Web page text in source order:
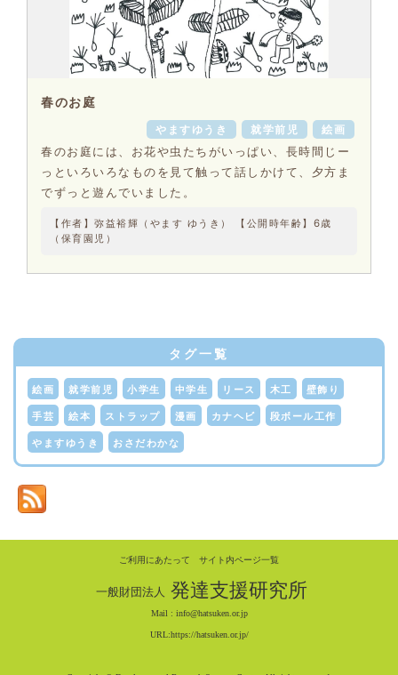
春のお庭
やますゆうき 就学前児
絵画
春のお庭には、お花や虫たちがいっぱい、長時間じー
っといろいろなものを見て触って話しかけて、夕方ま
でずっと遊んでいました。
【作者】弥益裕輝（やます ゆうき） 【公開時年齢】6歳
（保育園児）
タグ一覧
絵画 就学前児 小学生 中学生 リース 木工 壁飾り
手芸 絵本 ストラップ 漫画 カナヘビ 段ボール工作
やますゆうき おさだわかな
ご利用にあたって サイト内ページ一覧
一般財団法人 発達支援研究所
Mail : info@hatsuken.or.jp
URL:https://hatsuken.or.jp/